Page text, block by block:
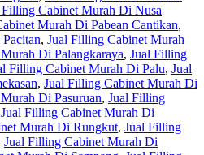
Filling Cabinet Murah Di Nusa
Murah Di Pabean Cantikan,
, Jual Filling Cabinet Murah
Di Palangkaraya, Jual Filling
Filling Cabinet Murah Di Palu, Jual
, Jual Filling Cabinet Murah Di
Di Pasuruan, Jual Filling
Jual Filling Cabinet Murah Di
Murah Di Rungkut, Jual Filling
Jual Filling Cabinet Murah Di